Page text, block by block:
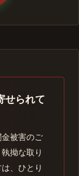
せられて
被害のご
拗な取り
、ひとり